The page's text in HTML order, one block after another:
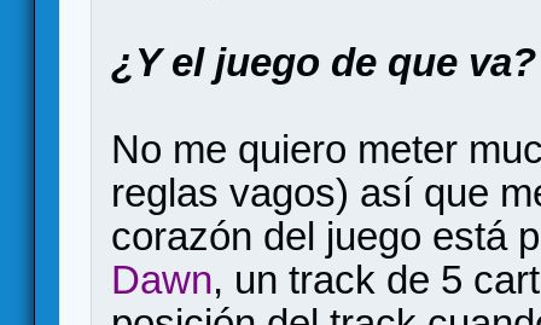
¿Y el juego de que va?
No me quiero meter
reglas vagos) así que
corazón del juego está
Dawn, un track de 5